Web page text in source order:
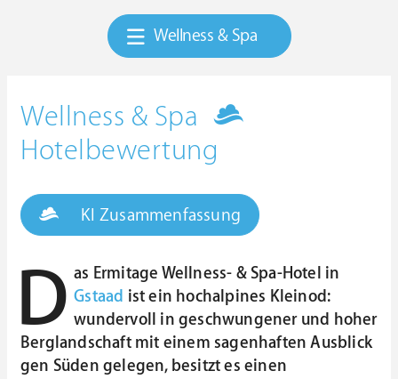
Wellness & Spa
Wellness & Spa
Hotelbewertung
KI Zusammenfassung
D as Ermitage Wellness- & Spa-Hotel in
Gstaad ist ein hochalpines Kleinod:
wundervoll in geschwungener und hoher
Berglandschaft mit einem sagenhaften Ausblick
gen Süden gelegen, besitzt es einen